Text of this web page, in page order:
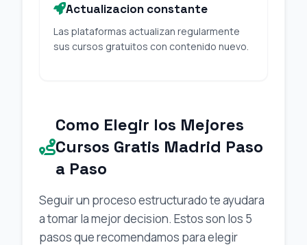
Actualizacion constante
Las plataformas actualizan regularmente
sus cursos gratuitos con contenido nuevo.
Como Elegir los Mejores
Cursos Gratis Madrid Paso
a Paso
Seguir un proceso estructurado te ayudara
a tomar la mejor decision. Estos son los 5
pasos que recomendamos para elegir